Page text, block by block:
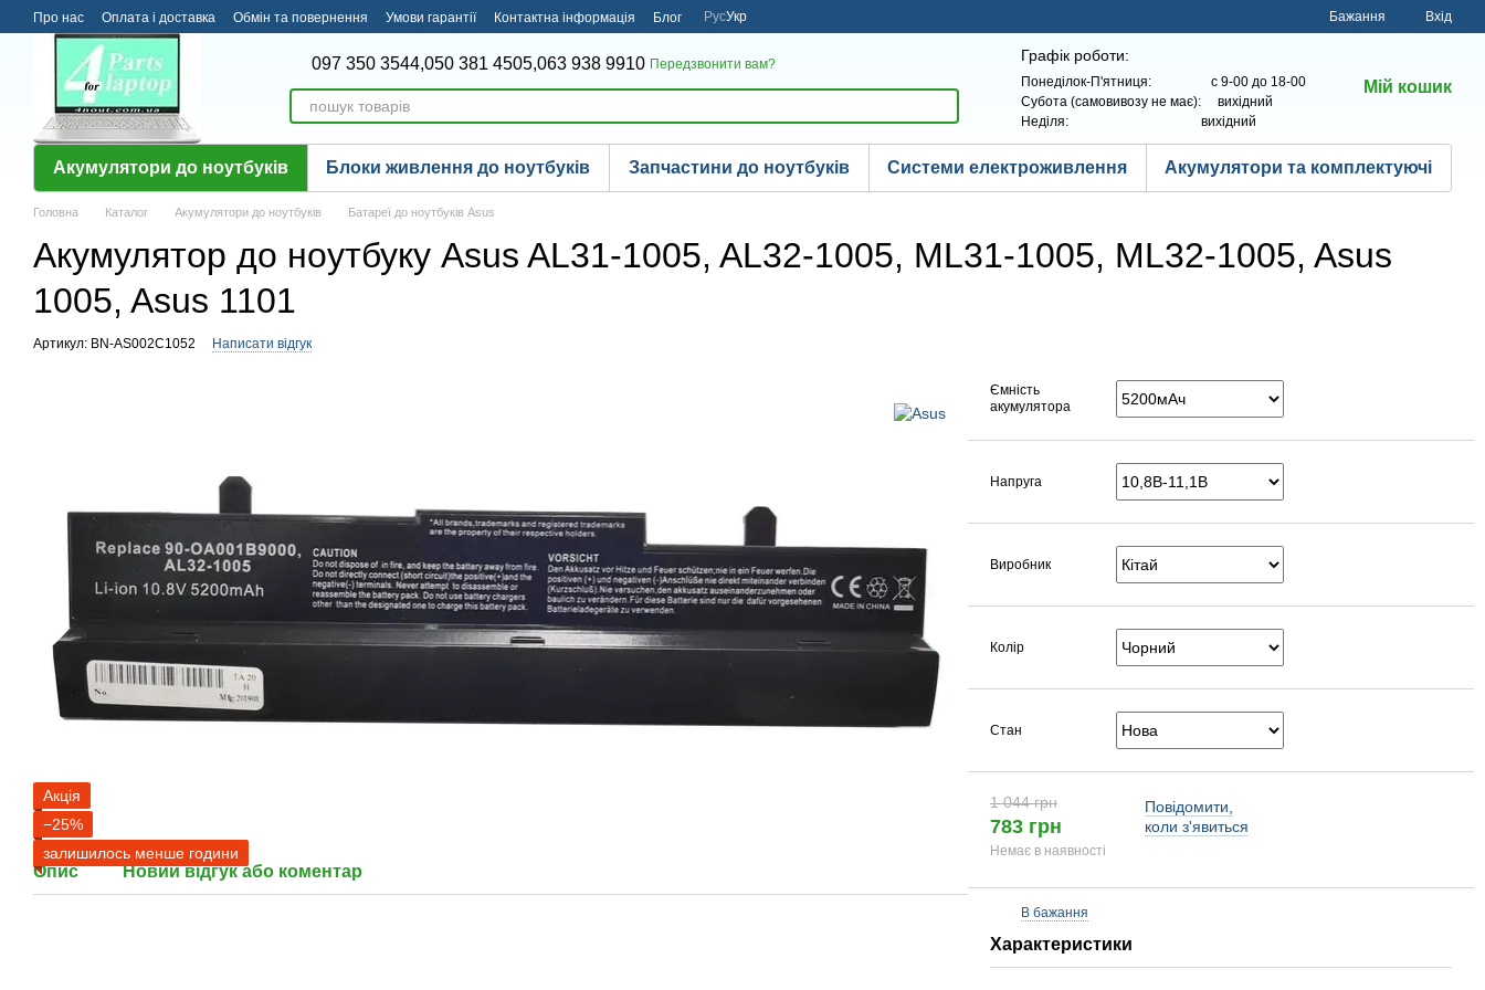
Перейти до основного контенту
Про нас Оплата і доставка Обмін та повернення Умови гарантії Контактна інформація Блог РусУкр Бажання Вхід
097 350 3544,050 381 4505,063 938 9910 Передзвонити вам? Графік роботи:
Понеділок-П'ятниця: с 9-00 до 18-00
Субота (самовивозу не має): вихідний
Неділя: вихідний
Мій кошик
Акумулятори до ноутбуків Блоки живлення до ноутбуків Запчастини до ноутбуків Системи електроживлення Акумулятори та комплектуючі
Головна Каталог Акумулятори до ноутбуків Батареї до ноутбуків Asus
Акумулятор до ноутбуку Asus AL31-1005, AL32-1005, ML31-1005, ML32-1005, Asus
1005, Asus 1101
Артикул: BN-AS002C1052 Написати відгук
Акція
−25%
залишилось менше години
Опис Новий відгук або коментар
Ємність
акумулятора
Напруга
Виробник
Колір
Стан
1 044 грн
783 грн
Немає в наявності
Повідомити,
коли з'явиться
В бажання
Характеристики